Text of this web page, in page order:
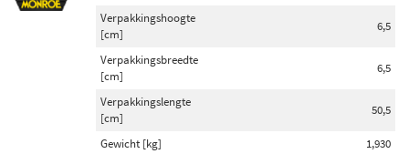
Inbouwplaats
Achteras (35)
Vooras (25)
Vooras links (3)
Verpakkingshoogte
[cm]
6,5
Verpakkingsbreedte
[cm]
6,5
Verpakkingslengte
[cm]
50,5
Gewicht [kg]
1,930